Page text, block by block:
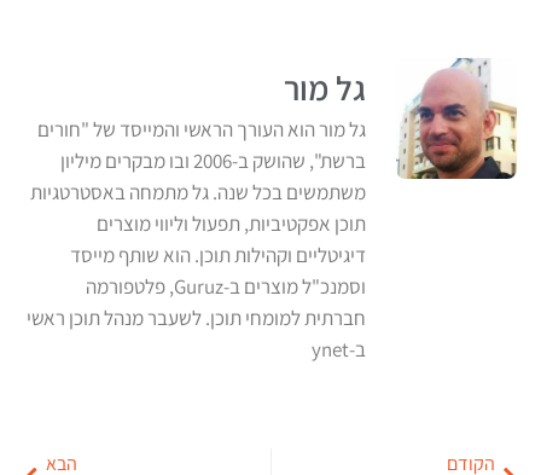
גל מור
גל מור הוא העורך הראשי והמייסד של "חורים
ברשת", שהושק ב-2006 ובו מבקרים מיליון
משתמשים בכל שנה. גל מתמחה באסטרטגיות
תוכן אפקטיביות, תפעול וליווי מוצרים
דיגיטליים וקהילות תוכן. הוא שותף מייסד
וסמנכ"ל מוצרים ב-Guruz, פלטפורמה
חברתית למומחי תוכן. לשעבר מנהל תוכן ראשי
ב-ynet
הקודם הבא